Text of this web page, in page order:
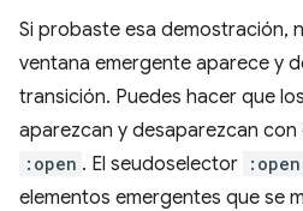
Si probaste esa demostración,
ventana emergente aparece y
transición. Puedes hacer que
aparezcan y desaparezcan
:open . El seudoselector :open
elementos emergentes que se